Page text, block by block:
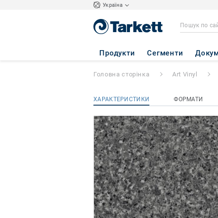
Україна
Продукти Сегменти
iD TILT - Granit
Головна сторінка Art Vinyl
ХАРАКТЕРИСТИКИ ФОРМАТИ